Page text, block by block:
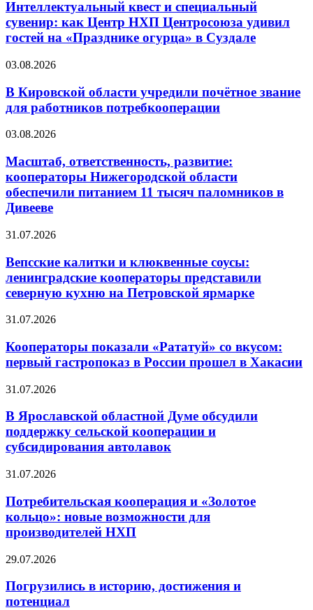
Интеллектуальный квест и специальный
сувенир: как Центр НХП Центросоюза удивил
гостей на «Празднике огурца» в Суздале
03.08.2026
В Кировской области учредили почётное звание
для работников потребкооперации
03.08.2026
Масштаб, ответственность, развитие:
кооператоры Нижегородской области
обеспечили питанием 11 тысяч паломников в
Дивееве
31.07.2026
Вепсские калитки и клюквенные соусы:
ленинградские кооператоры представили
северную кухню на Петровской ярмарке
31.07.2026
Кооператоры показали «Рататуй» со вкусом:
первый гастропоказ в России прошел в Хакасии
31.07.2026
В Ярославской областной Думе обсудили
поддержку сельской кооперации и
субсидирования автолавок
31.07.2026
Потребительская кооперация и «Золотое
кольцо»: новые возможности для
производителей НХП
29.07.2026
Погрузились в историю, достижения и
потенциал